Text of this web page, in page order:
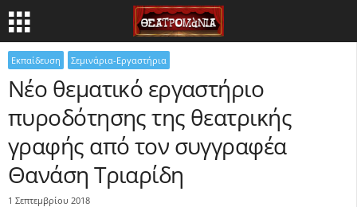
Εκπαίδευση Σεμινάρια-Εργαστήρια
Νέο θεματικό εργαστήριο
πυροδότησης της θεατρικής
γραφής από τον συγγραφέα
Θανάση Τριαρίδη
1 Σεπτεμβρίου 2018